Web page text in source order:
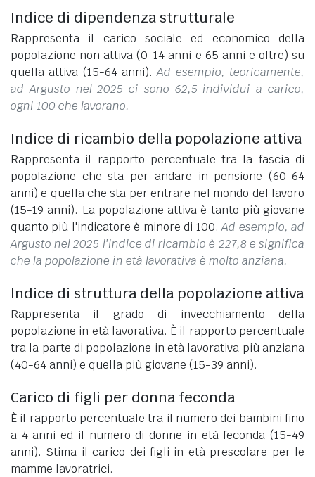
Indice di dipendenza strutturale
Rappresenta il carico sociale ed economico della
popolazione non attiva (0-14 anni e 65 anni e oltre) su
quella attiva (15-64 anni).Ad esempio, teoricamente,
ad Argusto nel 2025 ci sono 62,5 individui a carico,
ogni 100 che lavorano.
Indice di ricambio della popolazione attiva
Rappresenta il rapporto percentuale tra la fascia di
popolazione che sta per andare in pensione (60-64
anni) e quella che sta per entrare nel mondo del lavoro
(15-19 anni). La popolazione attiva è tanto più giovane
quanto più l'indicatore è minore di 100.Ad esempio, ad
Argusto nel 2025 l'indice di ricambio è 227,8 e significa
che la popolazione in età lavorativa è molto anziana.
Indice di struttura della popolazione attiva
Rappresenta il grado di invecchiamento della
popolazione in età lavorativa. È il rapporto percentuale
tra la parte di popolazione in età lavorativa più anziana
(40-64 anni) e quella più giovane (15-39 anni).
Carico di figli per donna feconda
È il rapporto percentuale tra il numero dei bambini fino
a 4 anni ed il numero di donne in età feconda (15-49
anni). Stima il carico dei figli in età prescolare per le
mamme lavoratrici.